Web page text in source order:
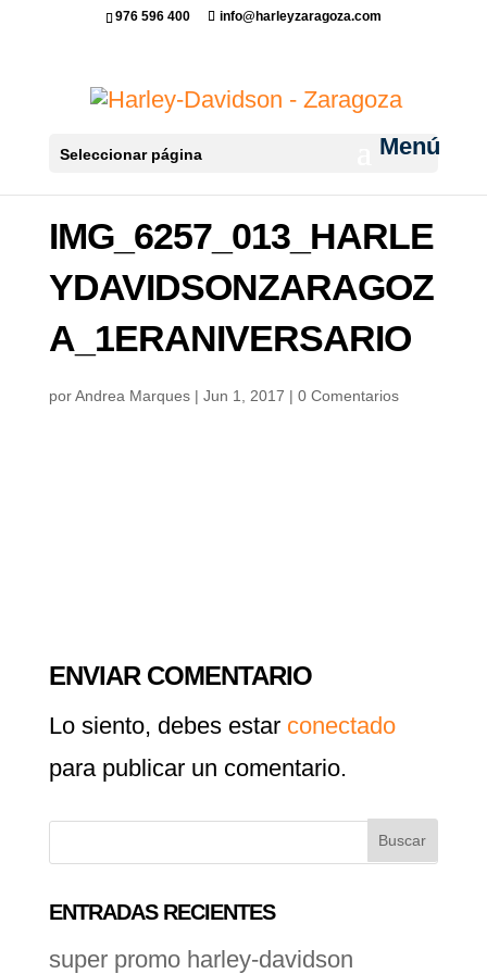
976 596 400 info@harleyzaragoza.com
Seleccionar página
IMG_6257_013_HARLE
YDAVIDSONZARAGOZ
A_1ERANIVERSARIO
porAndrea Marques| Jun 1, 2017 | 0 Comentarios
ENVIAR COMENTARIO
Lo siento, debes estar conectado
para publicar un comentario.
ENTRADAS RECIENTES
super promo harley-davidson